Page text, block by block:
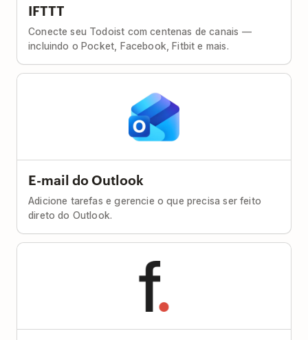
IFTTT
Conecte seu Todoist com centenas de canais —
incluindo o Pocket, Facebook, Fitbit e mais.
E-mail do Outlook
Adicione tarefas e gerencie o que precisa ser feito
direto do Outlook.